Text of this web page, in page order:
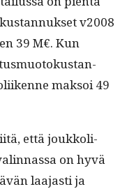
v2008
39 M€. Kun
mak­soi 49
että joukkoli­
on hyvä
laa­jasti ja